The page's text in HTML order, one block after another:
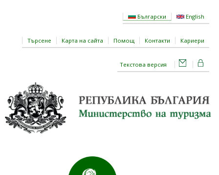
Български English
Търсене Карта на сайта Помощ Контакти Кариери
Текстова версия